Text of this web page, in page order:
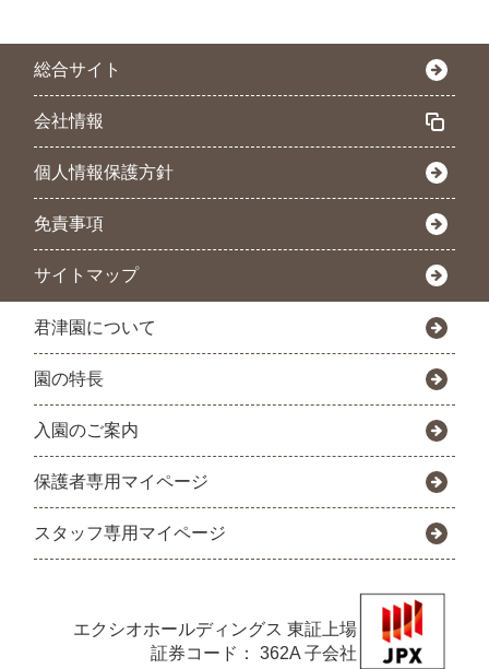
総合サイト
会社情報
個人情報保護方針
免責事項
サイトマップ
君津園について
園の特長
入園のご案内
保護者専用マイページ
スタッフ専用マイページ
エクシオホールディングス 東証上場
証券コード： 362A 子会社